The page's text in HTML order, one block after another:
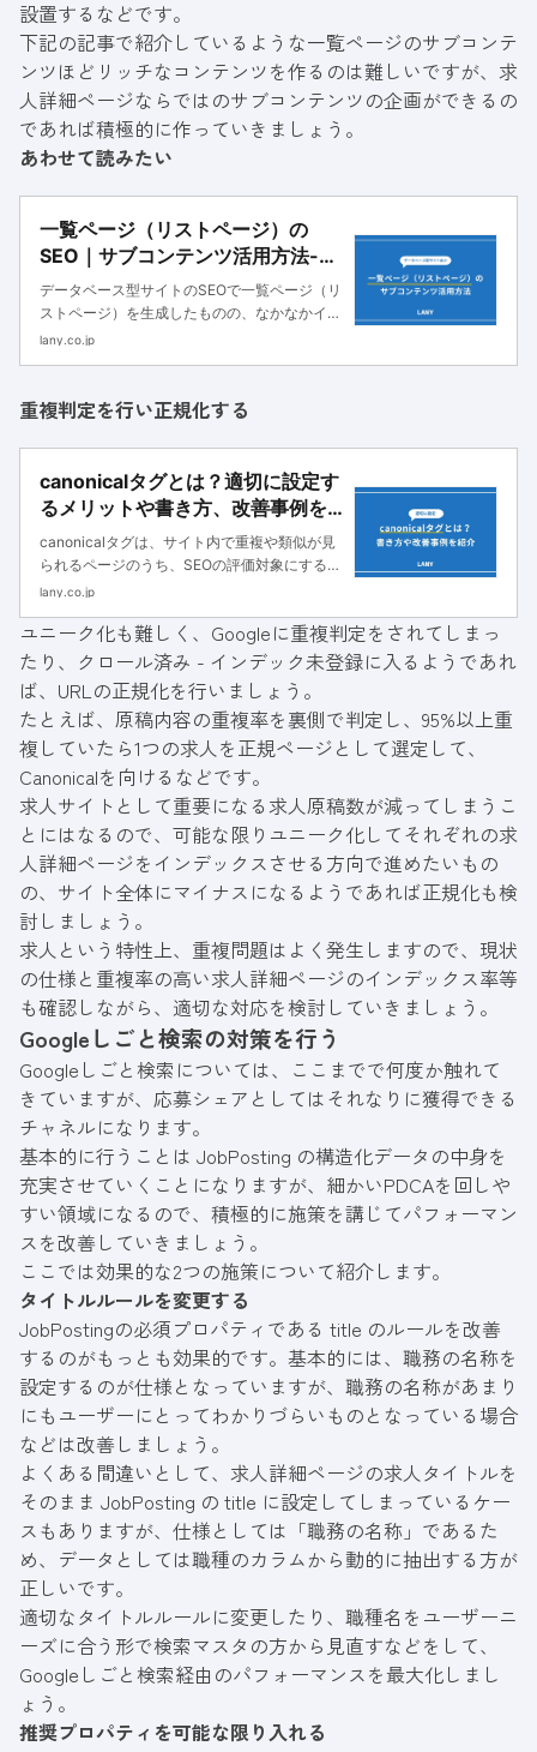
設置するなどです。
下記の記事で紹介しているような一覧ページのサブコンテ
ンツほどリッチなコンテンツを作るのは難しいですが、求
人詳細ページならではのサブコンテンツの企画ができるの
であれば積極的に作っていきましょう。
あわせて読みたい
一覧ページ（リストページ）の
SEO｜サブコンテンツ活用方法-デ
ータベース型サイト向け -
データベース型サイトのSEOで一覧ページ（リ
ストページ）を生成したものの、なかなかイン
デックスされないということは往々にして発生
実にインデックスさせていきた
lany.co.jp
重複判定を行い正規化する
canonicalタグとは？適切に設定す
るメリットや書き方、改善事例を
紹介
canonicalタグは、サイト内で重複や類似が見
られるページのうち、SEOの評価対象にするペ
ージの指定（＝URL正規化）で使用するタグで
ます。
lany.co.jp
ユニーク化も難しく、Googleに重複判定をされてしまっ
たり、クロール済み - インデック未登録に入るようであれ
ば、URLの正規化を行いましょう。
たとえば、原稿内容の重複率を裏側で判定し、95%以上重
複していたら1つの求人を正規ページとして選定して、
Canonicalを向けるなどです。
求人サイトとして重要になる求人原稿数が減ってしまうこ
とにはなるので、可能な限りユニーク化してそれぞれの求
人詳細ページをインデックスさせる方向で進めたいもの
の、サイト全体にマイナスになるようであれば正規化も検
討しましょう。
求人という特性上、重複問題はよく発生しますので、現状
の仕様と重複率の高い求人詳細ページのインデックス率等
も確認しながら、適切な対応を検討していきましょう。
Googleしごと検索の対策を行う
Googleしごと検索については、ここまでで何度か触れて
きていますが、応募シェアとしてはそれなりに獲得できる
チャネルになります。
基本的に行うことは JobPosting の構造化データの中身を
充実させていくことになりますが、細かいPDCAを回しや
すい領域になるので、積極的に施策を講じてパフォーマン
スを改善していきましょう。
ここでは効果的な2つの施策について紹介します。
タイトルルールを変更する
JobPostingの必須プロパティである title のルールを改善
するのがもっとも効果的です。基本的には、職務の名称を
設定するのが仕様となっていますが、職務の名称があまり
にもユーザーにとってわかりづらいものとなっている場合
などは改善しましょう。
よくある間違いとして、求人詳細ページの求人タイトルを
そのまま JobPosting の title に設定してしまっているケー
スもありますが、仕様としては「職務の名称」であるた
め、データとしては職種のカラムから動的に抽出する方が
正しいです。
適切なタイトルルールに変更したり、職種名をユーザーニ
ーズに合う形で検索マスタの方から見直すなどをして、
Googleしごと検索経由のパフォーマンスを最大化しまし
ょう。
推奨プロパティを可能な限り入れる